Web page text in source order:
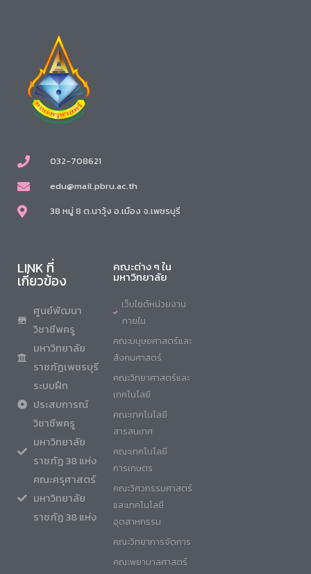
032-708621
edu@mail.pbru.ac.th
38 หมู่ 8 ต.นาวุ้ง อ.เมือง จ.เพชรบุรี
LINK ที่
เกี่ยวข้อง
ศูนย์พัฒนา
วิชาชีพครู
มหาวิทยาลัย
ราชภัฏเพชรบุรี
ระบบฝึก
ประสบการณ์
วิชาชีพครู
มหาวิทยาลัย
ราชภัฏ 38 แห่ง
คณะครุศาสตร์
มหาวิทยาลัย
ราชภัฏ 38 แห่ง
คณะต่าง ๆ ใน
มหาวิทยาลัย
เว็บไซต์หน่วยงาน
ภายใน
คณะมนุษยศาสตร์และ
สังคมศาสตร์
คณะวิทยาศาสตร์และ
เทคโนโลยี
คณะเทคโนโลยี
สารสนเทศ
คณะเทคโนโลยี
การเกษตร
คณะวิศวกรรมศาสตร์
และเทคโนโลยี
อุตสาหกรรม
คณะวิทยาการจัดการ
คณะพยาบาลศาสตร์